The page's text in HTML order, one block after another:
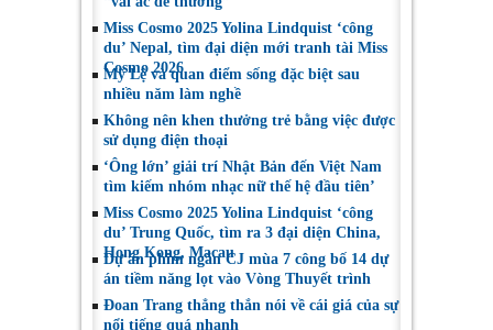
Miss Cosmo 2025 Yolina Lindquist ‘công
du’ Nepal, tìm đại diện mới tranh tài Miss
Cosmo 2026
Mỹ Lệ và quan điểm sống đặc biệt sau
nhiều năm làm nghề
Không nên khen thưởng trẻ bằng việc được
sử dụng điện thoại
‘Ông lớn’ giải trí Nhật Bản đến Việt Nam
tìm kiếm nhóm nhạc nữ thế hệ đầu tiên’
Miss Cosmo 2025 Yolina Lindquist ‘công
du’ Trung Quốc, tìm ra 3 đại diện China,
Hong Kong, Macau
Dự án phim ngắn CJ mùa 7 công bố 14 dự
án tiềm năng lọt vào Vòng Thuyết trình
Đoan Trang thẳng thắn nói về cái giá của sự
nổi tiếng quá nhanh